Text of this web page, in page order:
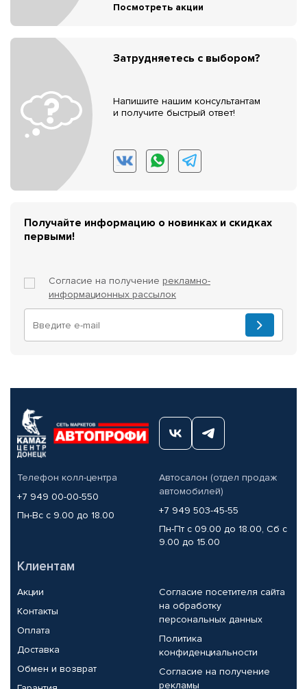
Посмотреть акции
Затрудняетесь с выбором?
Напишите нашим консультантам
и получите быстрый ответ!
Получайте информацию о новинках и скидках
первыми!
Согласие на получение рекламно-
информационных рассылок
Телефон колл-центра
+7 949 00-00-550
Пн-Вс с 9.00 до 18.00
Автосалон (отдел продаж
автомобилей)
+7 949 503-45-55
Пн-Пт с 09.00 до 18.00, Сб с
9.00 до 15.00
Клиентам
Акции
Контакты
Оплата
Доставка
Обмен и возврат
Согласие посетителя сайта
на обработку
персональных данных
Политика
конфиденциальности
Согласие на получение
рекламы